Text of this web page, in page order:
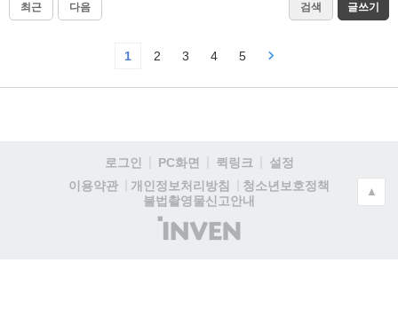
최근 다음 검색 글쓰기
1 2 3 4 5
로그인 PC화면 퀵링크
설정
이용약관
개인정보처리방침
청소년보호정책
불법촬영물신고안내
(주)
인
▲